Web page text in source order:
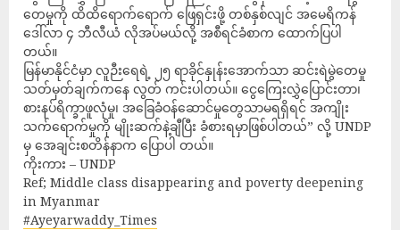
တေမှုကို ထိထိရောက်ရောက် ဖြေရှင်းဖို့ တစ်နှစ်လျင် အမေရိကန်
ဒေါ်လာ ၄ ဘီလီယံ လိုအပ်မယ်လို့ အစီရင်ခံစာက ထောက်ပြပါ
တယ်။
မြန်မာနိုင်ငံမှာ လူဉီးရေရဲ့ ၂၅ ရာခိုင်နှုန်းအောက်သာ ဆင်းရဲမွဲတေမှု
သတ်မှတ်ချက်ကနေ လွတ် ကင်းပါတယ်။ ငွေကြေးလွှဲပြောင်းတာ၊
စားနပ်ရိက္ခာဖူလုံမှု၊ အခြေခံဝန်ဆောင်မှုတွေသာမရရှိရင် အကျိုး
သက်ရောက်မှုကို မျိုးဆက်နဲ့ချီပြီး ခံစားရမှာဖြစ်ပါတယ်” လို့ UNDP
မှ အေချင်းစတိန်နာက ပြောပါ တယ်။
ကိုးကား – UNDP
Ref; Middle class disappearing and poverty deepening
in Myanmar
#Ayeyarwaddy_Times